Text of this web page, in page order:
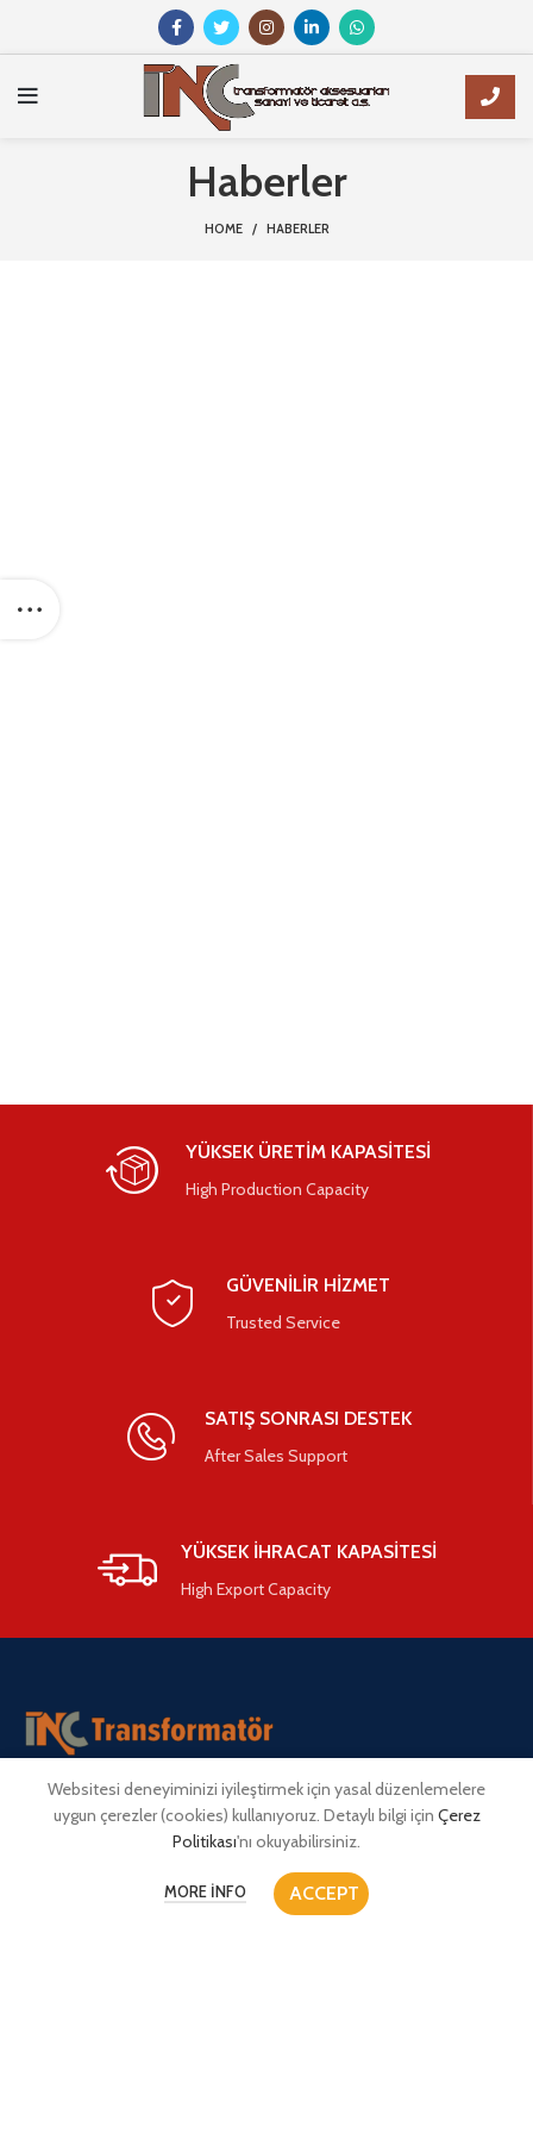
Haberler
HOME HABERLER
YÜKSEK ÜRETİM KAPASİTESİ
High Production Capacity
GÜVENİLİR HİZMET
Trusted Service
SATIŞ SONRASI DESTEK
After Sales Support
YÜKSEK İHRACAT KAPASİTESİ
High Export Capacity
Müşterilerimiz sadece önemli değildir. Önem merkezimiz ve
ortaklarımızdır. Müşterilerimiz için sadece çözüm üretmeyiz, çözüm
ERENLER OSB MAH. 21 SOK. NO 9/2 TAŞPINAR / MERKEZ /
Websitesi deneyiminizi iyileştirmek için yasal düzenlemelere
uygun çerezler (cookies) kullanıyoruz. Detaylı bilgi için Çerez
Politikası'nı okuyabilirsiniz.
MORE INFO ACCEPT